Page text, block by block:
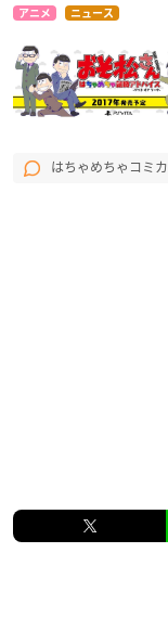
アニメ ニュース
はちゃめちゃコミ